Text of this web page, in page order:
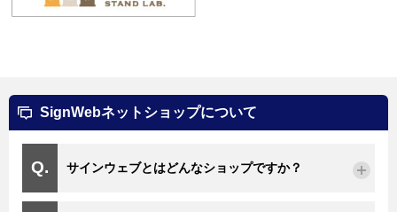
SignWebネットショップについて
サインウェブとはどんなショップですか？